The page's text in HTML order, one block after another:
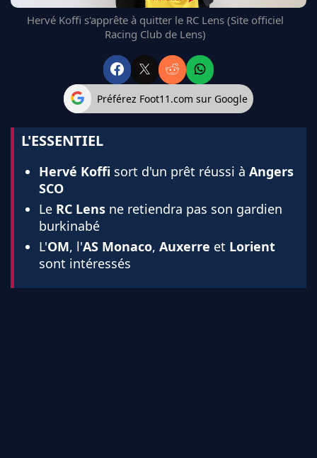
MANCHESTER UNITED
CHELSEA
L'AVIS DE LA RÉDAC'
Hervé Koffi s'apprête à quitter le RC Lens (Site officiel
Racing Club de Lens)
Préférez Foot11.com sur Google
L'ESSENTIEL
Hervé Koffi sort d'un prêt réussi à Angers
SCO
Le RC Lens ne retiendra pas son gardien
burkinabé
L'OM, l'AS Monaco, Auxerre et Lorient
sont intéressés